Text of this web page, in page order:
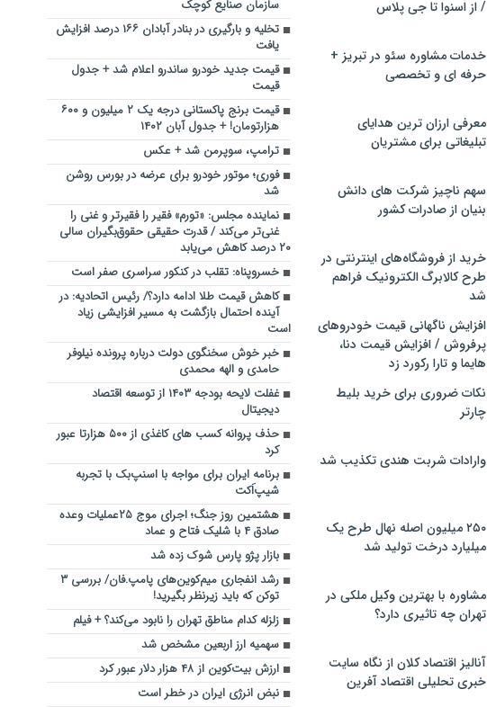
/ از اسنوا تا جی پلاس
خدمات مشاوره سئو در تبریز +
حرفه ای و تخصصی
معرفی ارزان ترین هدایای
تبلیغاتی برای مشتریان
سهم ناچیز شرکت های دانش
بنیان از صادرات کشور
خرید از فروشگاه‌های اینترنتی در
طرح کالابرگ الکترونیک فراهم
شد
افزایش ناگهانی قیمت خودروهای
پرفروش / افزایش قیمت دنا،
هایما و تارا رکورد زد
نکات ضروری برای خرید بلیط
چارتر
وارادات شربت هندی تکذیب شد
۲۵۰ میلیون اصله نهال طرح یک
میلیارد درخت تولید شد
مشاوره با بهترین وکیل ملکی در
تهران چه تاثیری دارد؟
آنالیز اقتصاد کلان از نگاه سایت
خبری تحلیلی اقتصاد آفرین
سازمان صنایع کوچک
تخلیه و بارگیری در بنادر آبادان ۱۶۶ درصد افزایش
یافت
قیمت جدید خودرو ساندرو اعلام شد + جدول
قیمت
قیمت برنج پاکستانی درجه یک ۲ میلیون و ۶۰۰
هزارتومان! + جدول آبان ۱۴۰۲
ترامپ، سوپرمن شد + عکس
فوری؛ موتور خودرو برای عرضه در بورس روشن
شد
نماینده مجلس: «تورم» فقیر را فقیرتر و غنی را
غنی‌تر می‌کند / قدرت حقیقی حقوق‌بگیران سالی
۲۰ درصد کاهش می‌یابد
خسروپناه: تقلب در کنکور سراسری صفر است
کاهش قیمت طلا ادامه دارد؟/ رئیس اتحادیه: در
آینده احتمال بازگشت به مسیر افزایشی زیاد
است
خبر خوش سخنگوی دولت درباره پرونده نیلوفر
حامدی و الهه محمدی
غفلت لایحه بودجه ۱۴۰۳ از توسعه اقتصاد
دیجیتال
حذف پروانه کسب های کاغذی از ۵۰۰ هزارتا عبور
کرد
برنامه ایران برای مواجه با اسنپ‌بک با تجربه
شیپ‌اَکت
هشتمین روز جنگ؛ اجرای موج ۲۵عملیات وعده
صادق ۴ با شلیک فتاح و عماد
بازار پژو پارس شوک زده شد
رشد انفجاری میم‌کوین‌های پامپ.فان/ بررسی ۳
توکن‌ که باید زیرنظر بگیرید!
زلزله کدام مناطق تهران را نابود می‌کند؟ + فیلم
سهمیه ارز اربعین مشخص شد
ارزش بیت‌کوین از ۴۸ هزار دلار عبور کرد
نبض انرژی ایران در خطر است